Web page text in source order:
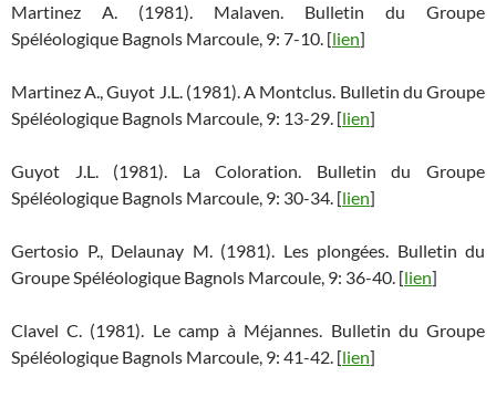
Martinez A. (1981). Malaven. Bulletin du Groupe
Spéléologique Bagnols Marcoule, 9: 7-10. [lien]
Martinez A., Guyot J.L. (1981). A Montclus. Bulletin du Groupe
Spéléologique Bagnols Marcoule, 9: 13-29. [lien]
Guyot J.L. (1981). La Coloration. Bulletin du Groupe
Spéléologique Bagnols Marcoule, 9: 30-34. [lien]
Gertosio P., Delaunay M. (1981). Les plongées. Bulletin du
Groupe Spéléologique Bagnols Marcoule, 9: 36-40. [lien]
Clavel C. (1981). Le camp à Méjannes. Bulletin du Groupe
Spéléologique Bagnols Marcoule, 9: 41-42. [lien]